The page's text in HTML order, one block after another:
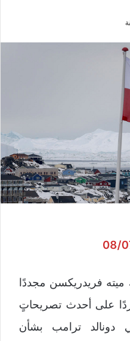
ميته فريدريكسن مجددًا
ردًا على أحدث تصريحاتٍ
دونالد ترامب بشأن